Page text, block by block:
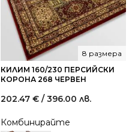
КИЛИМ 160/230 ПЕРСИЙСКИ
КОРОНА 268 ЧЕРВЕН
8 размера
202.47 € / 396.00 лв.
Комбинирайте